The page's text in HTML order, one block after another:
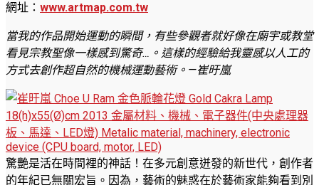
網址： www.artmap.com.tw
當我的作品開始運動的瞬間，有些參觀者就好像在廟宇或教堂
看見宗教聖像一樣感到驚奇…。這樣的經驗給我靈感以人工的
方式去創作超自然的機械運動藝術。—崔旴嵐
驚艷是活在時間裡的神話！在多元創意迸發的新世代，創作者
的年紀已無關宏旨。因為，藝術的魅惑在於藝術家能夠看到別